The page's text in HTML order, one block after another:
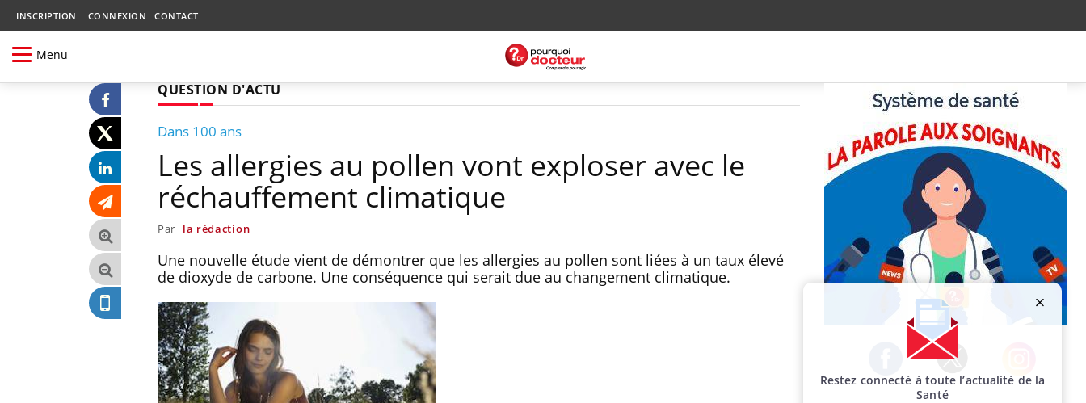
INSCRIPTION CONNEXION CONTACT
Menu
QUESTION D'ACTU
Dans 100 ans
Les allergies au pollen vont exploser avec le
réchauffement climatique
Par la rédaction
Une nouvelle étude vient de démontrer que les allergies au pollen sont liées à un taux élevé
de dioxyde de carbone. Une conséquence qui serait due au changement climatique.
Facebook Twitter Instagram
Restez connecté à toute l’actualité de la
Santé